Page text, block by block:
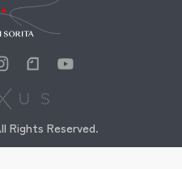
Rights Reserved.